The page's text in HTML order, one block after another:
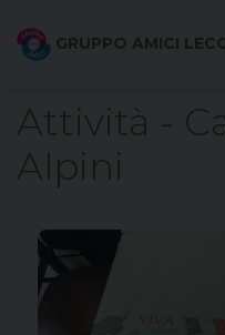
GRUPPO AMICI
Attività -
Alpini